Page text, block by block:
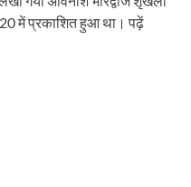
में प्रकाशित हुआ था। पढ़ें